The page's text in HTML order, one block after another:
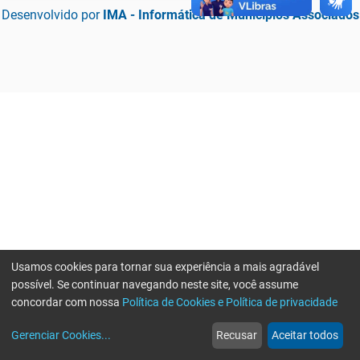
Desenvolvido por IMA - Informática de Municípios Associados
web
Notícias
more_horiz
Mais
Usamos cookies para tornar sua experiência a mais agradável
possível. Se continuar navegando neste site, você assume
concordar com nossa Política de Cookies e Política de privacidade
Gerenciar Cookies... Recusar Aceitar todos
Erro ao enviar informações, por favor tente novamente